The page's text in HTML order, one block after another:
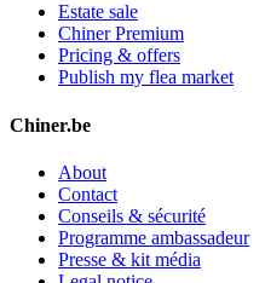
Estate sale
Chiner Premium
Pricing & offers
Publish my flea market
Chiner.be
About
Contact
Conseils & sécurité
Programme ambassadeur
Presse & kit média